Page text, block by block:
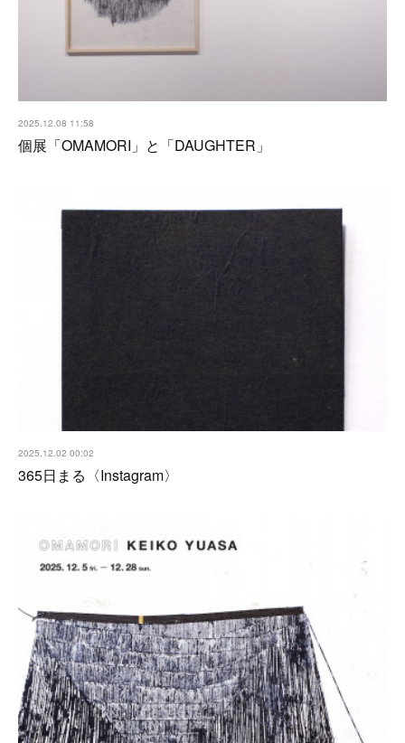
2025.12.08 11:58
個展「OMAMORI」と「DAUGHTER」
2025.12.02 00:02
365日まる〈Instagram〉